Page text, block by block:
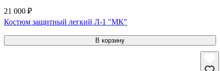
21 000 ₽
Костюм защитный легкий Л-1 "МК"
В корзину